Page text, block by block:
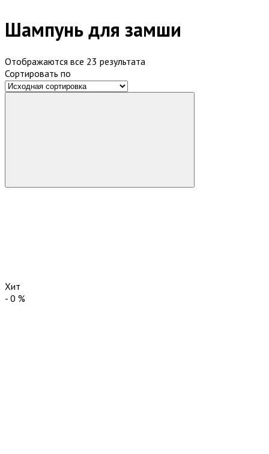
Шампунь для замши
Отображаются все 23 результата
Сортировать по
Хит
- 0 %